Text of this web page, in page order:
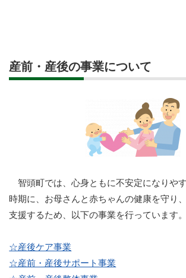
産前・産後の事業について
智頭町では、心身ともに不安定になりや
時期に、お母さんと赤ちゃんの健康を守り
支援するため、以下の事業を行っています。
☆産後ケア事業
☆産前・産後サポート事業